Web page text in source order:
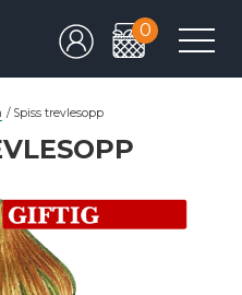
0
/ Spiss trevlesopp